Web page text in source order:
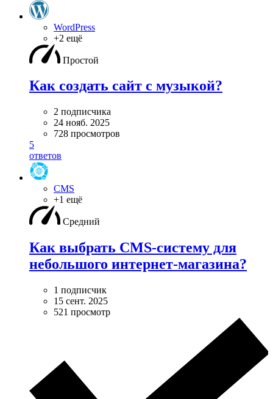
WordPress
+2 ещё
Простой
Как создать сайт с музыкой?
2 подписчика
24 нояб. 2025
728 просмотров
5
ответов
CMS
+1 ещё
Средний
Как выбрать CMS-систему для
небольшого интернет-магазина?
1 подписчик
15 сент. 2025
521 просмотр